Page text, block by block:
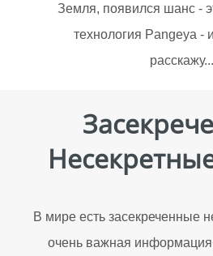
Земля, появился шанс -
технология Pangeya -
расскажу...
В мире есть засекреченные
очень важная